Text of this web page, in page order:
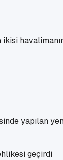
yapılan